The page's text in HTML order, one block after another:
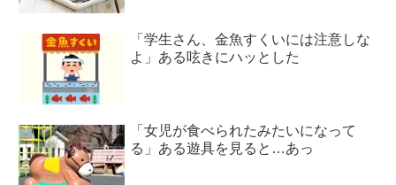
「学生さん、金魚すくいには注意しな
よ」ある呟きにハッとした
「女児が食べられたみたいになって
る」ある遊具を見ると…あっ